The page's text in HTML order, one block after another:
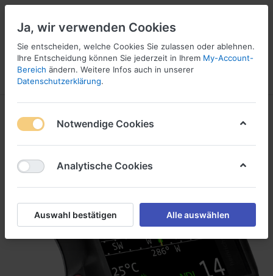
Menü Anmelden
16
Ja, wir verwenden Cookies
Sie entscheiden, welche Cookies Sie zulassen oder ablehnen.
Ihre Entscheidung können Sie jederzeit in Ihrem My-Account-
Bereich ändern. Weitere Infos auch in unserer
Datenschutzerklärung.
Notwendige Cookies
Analytische Cookies
Auswahl bestätigen Alle auswählen